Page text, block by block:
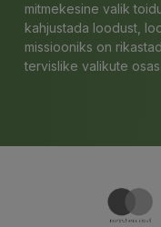
mitmekesine valik
kahjustada loodust,
missiooniks on
tervislike valikute osas.